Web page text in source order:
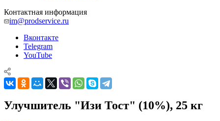
Контактная информация
im@prodservice.ru
Вконтакте
Telegram
YouTube
Улучшитель "Изи Тост" (10%), 25 кг